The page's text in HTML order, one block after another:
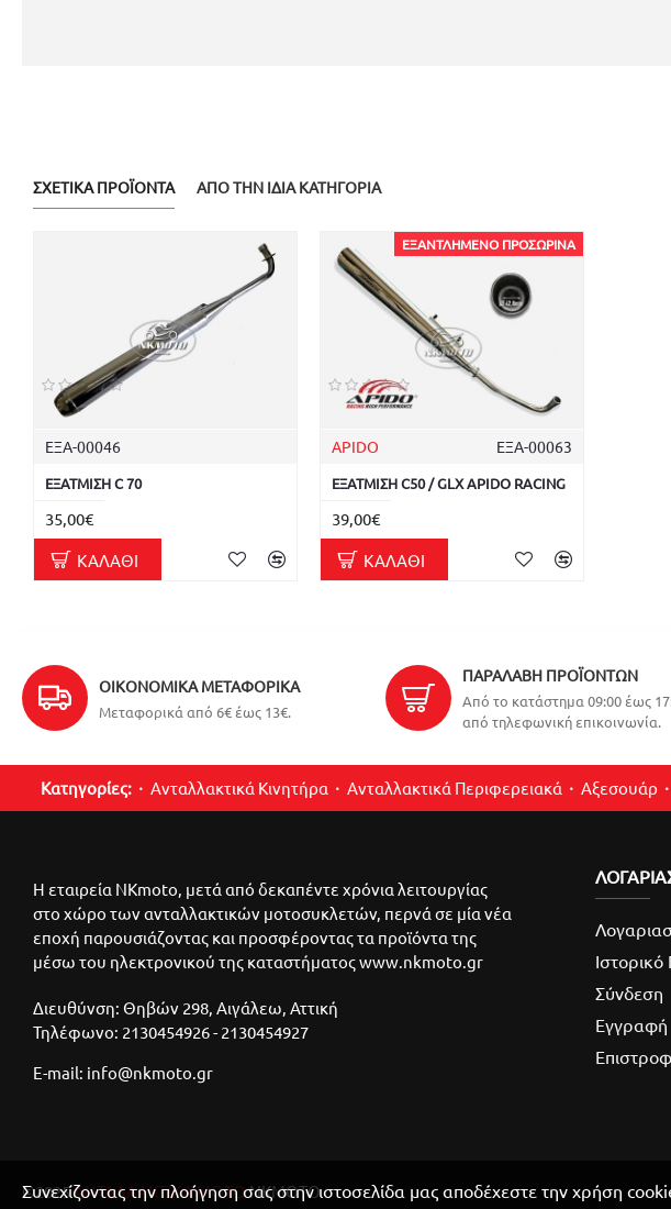
ΣΧΕΤΙΚΆ ΠΡΟΪΌΝΤΑ ΑΠΌ ΤΗΝ ΊΔΙΑ ΚΑΤΗΓΟΡΊΑ
ΕΞΑ-00046
ΕΞΑΤΜΙΣΗ C 70
35,00€
ΚΑΛΆΘΙ
ΕΞΑΝΤΛΗΜΈΝΟ ΠΡΟΣΩΡΙΝΆ
APIDO ΕΞΑ-00063
ΕΞΑΤΜΙΣΗ C50 / GLX APIDO RACING
39,00€
ΚΑΛΆΘΙ
ΟΙΚΟΝΟΜΙΚΆ ΜΕΤΑΦΟΡΙΚΆ
Μεταφορικά από 6€ έως 13€.
ΠΑΡΑΛΑΒΉ ΠΡΟΪΌΝΤΩΝ
Από το κατάστημα 09:00 έως
από τηλεφωνική επικοινωνία.
Κατηγορίες: Ανταλλακτικά Κινητήρα Ανταλλακτικά Περιφερειακά Αξεσουάρ
Η εταιρεία NKmoto, μετά από δεκαπέντε χρόνια λειτουργίας
στο χώρο των ανταλλακτικών μοτοσυκλετών, περνά σε μία νέα
εποχή παρουσιάζοντας και προσφέροντας τα προϊόντα της
μέσω του ηλεκτρονικού της καταστήματος www.nkmoto.gr
Διευθύνση: Θηβών 298, Αιγάλεω, Αττική
Τηλέφωνο: 2130454926 - 2130454927
E-mail: info@nkmoto.gr
Σύνδεση
Εγγραφή
©2025ΑΝΤΑΛΛΑΚΤΙΚΑ ΜΟΤΟΝΚΜΟΤΟ
Συνεχίζοντας την πλοήγηση σας στην ιστοσελίδα μας αποδέχεστε την χρήση